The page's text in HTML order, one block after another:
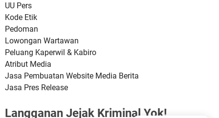
UU Pers
Kode Etik
Pedoman
Lowongan Wartawan
Peluang Kaperwil & Kabiro
Atribut Media
Jasa Pembuatan Website Media Berita
Jasa Pres Release
Langganan Jejak Kriminal Yok!